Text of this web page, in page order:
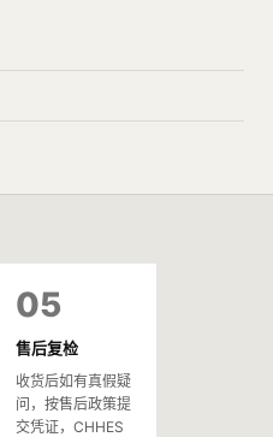
05
售后复检
收货后如有真假疑
问，按售后政策提
交凭证，CHHES